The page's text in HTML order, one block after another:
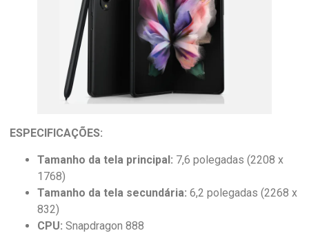
ESPECIFICAÇÕES:
Tamanho da tela principal: 7,6 polegadas (2208 x
1768)
Tamanho da tela secundária: 6,2 polegadas (2268 x
832)
CPU: Snapdragon 888